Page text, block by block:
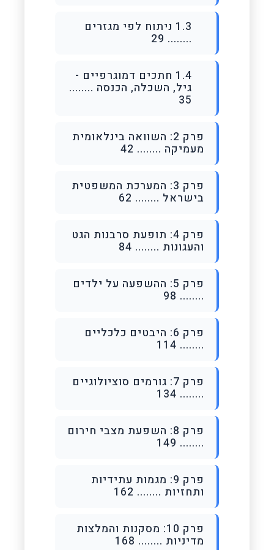
1.3 ניתוח לפי מגזרים
1.4 חתכים דמוגרפיים -
גיל, השכלה, הכנסה ........
פרק 2: השוואה בינלאומית
מעמיקה ........ 42
פרק 3: המערכת המשפטית
בישראל ........ 62
פרק 4: תופעת סרבנות הגט
והעגונות ........ 84
פרק 5: ההשפעה על ילדים
פרק 6: היבטים כלכליים
פרק 7: גורמים סוציולוגיים
פרק 8: השפעת מצבי חירום
פרק 9: מגמות עתידיות
ותחזיות ........ 162
פרק 10: מסקנות והמלצות
מדיניות ........ 168